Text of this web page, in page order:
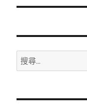
文
搜
尋
鍵